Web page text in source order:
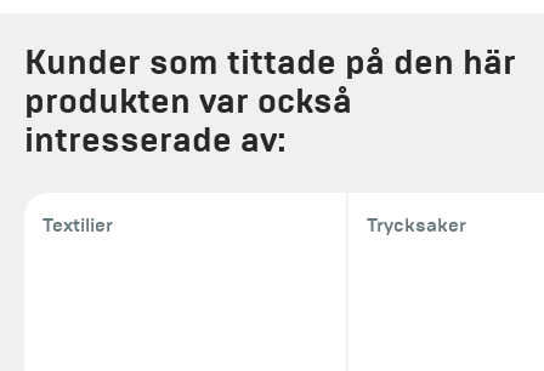
Kunder som tittade på den här
produkten var också
intresserade av:
Textilier Trycksaker